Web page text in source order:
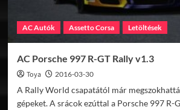
AC Autók Assetto Corsa Letöltések
AC Porsche 997 R-GT Rally v1.3
Toya 2016-03-30
A Rally World csapatától már
gépeket. A srácok ezúttal a Porsche 997 R-